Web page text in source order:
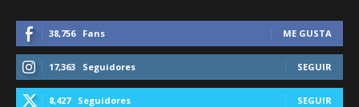
38,756 Fans ME GUSTA
17,363 Seguidores SEGUIR
8,427 Seguidores SEGUIR